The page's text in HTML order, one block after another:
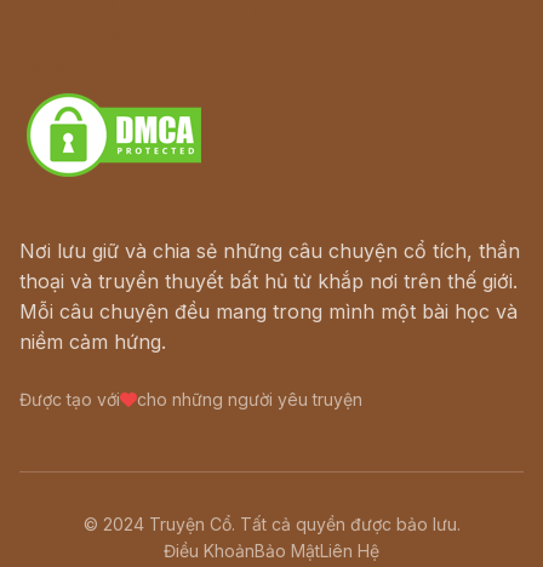
Nơi lưu giữ và chia sẻ những câu chuyện cổ tích, thần
thoại và truyền thuyết bất hủ từ khắp nơi trên thế giới.
Mỗi câu chuyện đều mang trong mình một bài học và
niềm cảm hứng.
Được tạo với cho những người yêu truyện
© 2024 Truyện Cổ. Tất cả quyền được bảo lưu.
Điều KhoảnBảo MậtLiên Hệ